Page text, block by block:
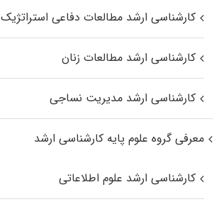
کارشناسی ارشد مطالعات دفاعی استراتژیک
کارشناسی ارشد مطالعات زنان
کارشناسی ارشد مدیریت نساجی
معرفی گروه علوم پایه کارشناسی ارشد
کارشناسی ارشد علوم اطلاعاتی